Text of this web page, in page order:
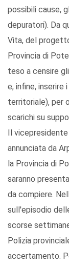
possibili cause,
depuratori). Da
Vita, del
Provincia di
teso a censire
e, infine,
territoriale), per
scarichi su
Il
annunciata da
la Provincia di
saranno
da compiere.
sull'episodio
scorse
Polizia
accertamento.